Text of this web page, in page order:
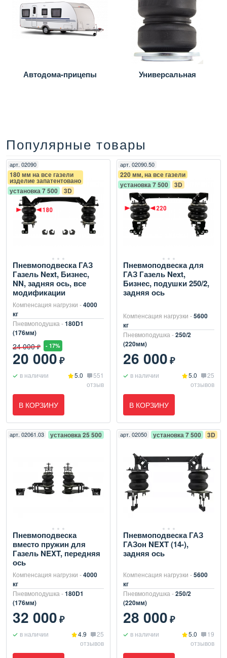
Автодома-прицепы Универсальная
Популярные товары
арт. 02090
180 мм на все газели
изделие запатентовано
установка 7 500
3D
Пневмоподвеска ГАЗ
Газель Next, Бизнес,
NN, задняя ось, все
модификации
Компенсация нагрузки -4000
кг
Пневмоподушка -180D1
(176мм)
24 000 ₽ - 17%
20 000₽
в наличии 5.0
551
отзыв
В КОРЗИНУ
арт. 02090.50
220 мм, на все газели
установка 7 500
3D
Пневмоподвеска для
ГАЗ Газель Next,
Бизнес, подушки 250/2,
задняя ось
Компенсация нагрузки -5600
кг
Пневмоподушка -250/2
(220мм)
26 000₽
в наличии 5.0
25
отзывов
В КОРЗИНУ
арт. 02061.03 установка 25 500
Пневмоподвеска
вместо пружин для
Газель NEXT, передняя
ось
Компенсация нагрузки -4000
кг
Пневмоподушка -180D1
(176мм)
32 000₽
в наличии 4.9
25
отзывов
арт. 02050 установка 7 500 3D
Пневмоподвеска ГАЗ
ГАЗон NEXT (14-),
задняя ось
Компенсация нагрузки -5600
кг
Пневмоподушка -250/2
(220мм)
28 000₽
в наличии 5.0
19
отзывов